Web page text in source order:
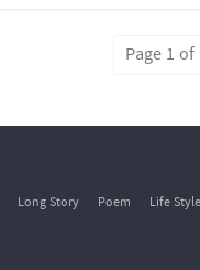
Page 1 of
Long Story Poem Life Style